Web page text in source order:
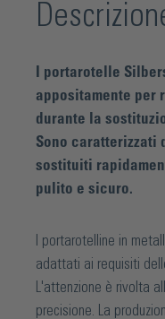
I portarotelle
appositamente per
durante la
Sono caratterizzati
sostituiti
pulito e sicuro.
I portarotelline in
adattati ai requisiti
L'attenzione è rivolta
precisione. La